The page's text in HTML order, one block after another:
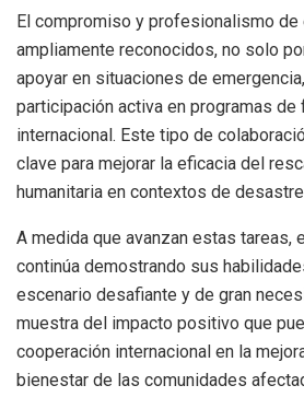
El compromiso y profesionalismo
ampliamente reconocidos, no solo
apoyar en situaciones de
participación activa en programas de
internacional. Este tipo de
clave para mejorar la eficacia del
humanitaria en contextos de
A medida que avanzan estas tareas,
continúa demostrando sus
escenario desafiante y de gran
muestra del impacto positivo que
cooperación internacional en la
bienestar de las comunidades